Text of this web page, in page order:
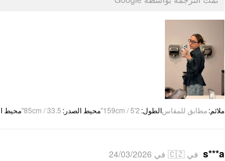
ملائم:مطابق للمقاسالطول:
159cm / 5'2" محيط الصدر:
85cm / 33.5" محيط
s***a في 🇨🇿 في 24/03/2026